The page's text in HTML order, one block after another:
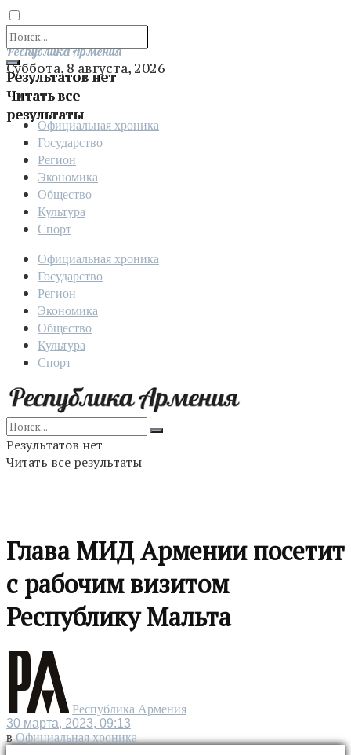
Результатов нет
Читать все
результаты
Отправить
Республика Армения
Суббота, 8 августа, 2026
Официальная хроника
Государство
Регион
Экономика
Общество
Культура
Спорт
Официальная хроника
Государство
Регион
Экономика
Общество
Культура
Спорт
Результатов нет
Читать все результаты
Глава МИД Армении посетит
с рабочим визитом
Республику Мальта
Республика Армения
30 марта, 2023, 09:13
в Официальная хроника